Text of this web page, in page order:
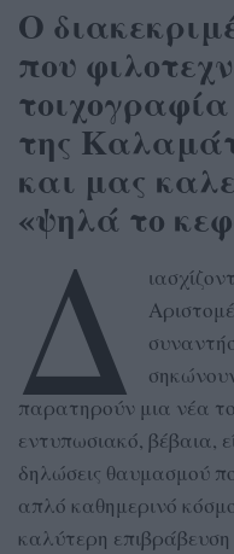
Ο
που
της
και μας
«ψηλά το
Δ
παρατηρούν μια νέα
εντυπωσιακό, βέβαια,
δηλώσεις θαυμασμού
απλό καθημερινό
καλύτερη